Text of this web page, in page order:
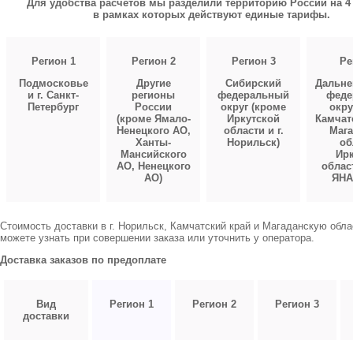
Для удобства расчетов мы разделили территорию России на 4
в рамках которых действуют единые тарифы.
Регион 1
Подмосковье
и г. Санкт-
Петербург
Регион 2
Другие
регионы
России
(кроме Ямало-
Ненецкого АО,
Ханты-
Мансийского
АО, Ненецкого
АО)
Регион 3
Сибирский
федеральный
округ (кроме
Иркутской
области и г.
Норильск)
Стоимость доставки в г. Норильск, Камчатский край и Магаданскую
можете узнать при совершении заказа или уточнить у оператора.
Доставка заказов по предоплате
Вид
доставки
Регион 1 Регион 2 Регион 3